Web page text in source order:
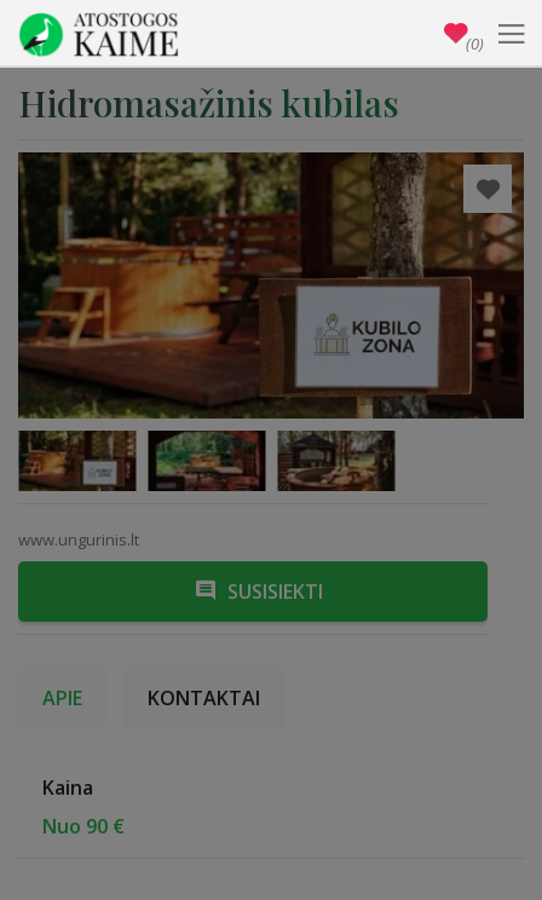
Hidromasažinis kubilas
www.ungurinis.lt
SUSISIEKTI
APIE KONTAKTAI
Kaina
Nuo 90 €
(0)